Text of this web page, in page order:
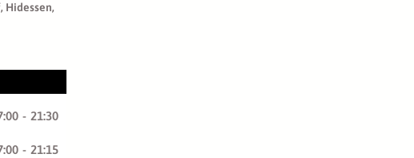
Hidessen,
- 21:30
- 21:15